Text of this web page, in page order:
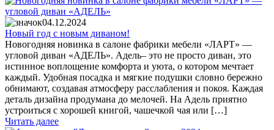
04.12.2024
Новый год с новым диваном!
Новогодняя новинка в салоне фабрики мебели «ЛАРТ» —
угловой диван «АДЕЛЬ». Адель– это не просто диван, это
истинное воплощение комфорта и уюта, о котором мечтает
каждый. Удобная посадка и мягкие подушки словно бережно
обнимают, создавая атмосферу расслабления и покоя. Каждая
деталь дизайна продумана до мелочей. На Адель приятно
устроиться с хорошей книгой, чашечкой чая или […]
Читать далее